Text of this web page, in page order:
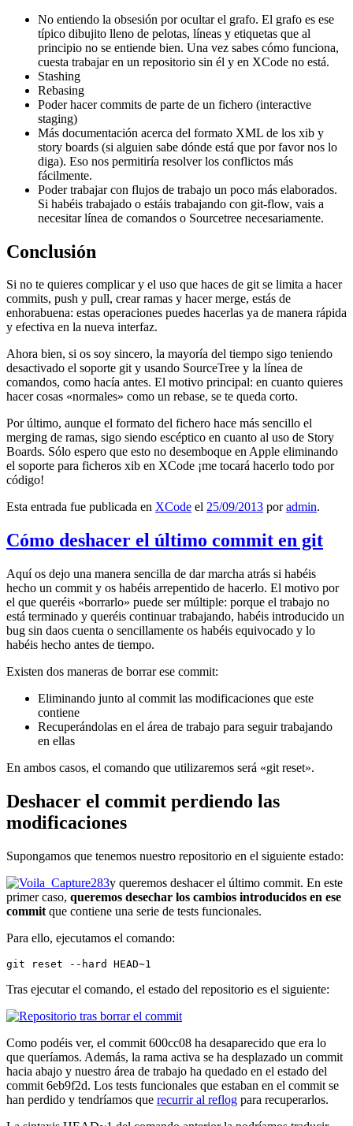
No entiendo la obsesión por ocultar el grafo. El grafo es ese
típico dibujito lleno de pelotas, líneas y etiquetas que al
principio no se entiende bien. Una vez sabes cómo funciona,
cuesta trabajar en un repositorio sin él y en XCode no está.
Stashing
Rebasing
Poder hacer commits de parte de un fichero (interactive
staging)
Más documentación acerca del formato XML de los xib y
story boards (si alguien sabe dónde está que por favor nos lo
diga). Eso nos permitiría resolver los conflictos más
fácilmente.
Poder trabajar con flujos de trabajo un poco más elaborados.
Si habéis trabajado o estáis trabajando con git-flow, vais a
necesitar línea de comandos o Sourcetree necesariamente.
Conclusión
Si no te quieres complicar y el uso que haces de git se limita a hacer
commits, push y pull, crear ramas y hacer merge, estás de
enhorabuena: estas operaciones puedes hacerlas ya de manera rápida
y efectiva en la nueva interfaz.
Ahora bien, si os soy sincero, la mayoría del tiempo sigo teniendo
desactivado el soporte git y usando SourceTree y la línea de
comandos, como hacía antes. El motivo principal: en cuanto quieres
hacer cosas «normales» como un rebase, se te queda corto.
Por último, aunque el formato del fichero hace más sencillo el
merging de ramas, sigo siendo escéptico en cuanto al uso de Story
Boards. Sólo espero que esto no desemboque en Apple eliminando
el soporte para ficheros xib en XCode ¡me tocará hacerlo todo por
código!
Esta entrada fue publicada en XCode el 25/09/2013 poradmin.
Cómo deshacer el último commit en git
Aquí os dejo una manera sencilla de dar marcha atrás si habéis
hecho un commit y os habéis arrepentido de hacerlo. El motivo por
el que queréis «borrarlo» puede ser múltiple: porque el trabajo no
está terminado y queréis continuar trabajando, habéis introducido un
bug sin daos cuenta o sencillamente os habéis equivocado y lo
habéis hecho antes de tiempo.
Existen dos maneras de borrar ese commit:
Eliminando junto al commit las modificaciones que este
contiene
Recuperándolas en el área de trabajo para seguir trabajando
en ellas
En ambos casos, el comando que utilizaremos será «git reset».
Deshacer el commit perdiendo las
modificaciones
Supongamos que tenemos nuestro repositorio en el siguiente estado:
y queremos deshacer el último commit. En este
primer caso, queremos desechar los cambios introducidos en ese
commit que contiene una serie de tests funcionales.
Para ello, ejecutamos el comando:
git reset --hard HEAD~1
Tras ejecutar el comando, el estado del repositorio es el siguiente:
Como podéis ver, el commit 600cc08 ha desaparecido que era lo
que queríamos. Además, la rama activa se ha desplazado un commit
hacia abajo y nuestro área de trabajo ha quedado en el estado del
commit 6eb9f2d. Los tests funcionales que estaban en el commit se
han perdido y tendríamos que recurrir al reflog para recuperarlos.